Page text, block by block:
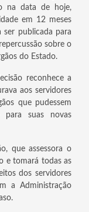
na data de hoje,
em 12 meses
publicada para
sobre o
do Estado.
reconhece a
aos servidores
que pudessem
para suas novas
que assessora o
e tomará todas as
dos servidores
a Administração